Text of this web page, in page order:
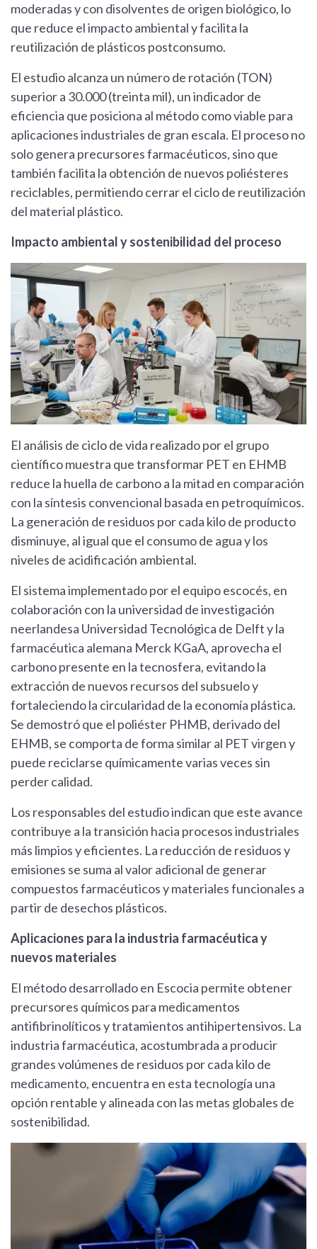
moderadas y con disolventes de origen biológico, lo
que reduce el impacto ambiental y facilita la
reutilización de plásticos postconsumo.
El estudio alcanza un número de rotación (TON)
superior a 30.000 (treinta mil), un indicador de
eficiencia que posiciona al método como viable para
aplicaciones industriales de gran escala. El proceso no
solo genera precursores farmacéuticos, sino que
también facilita la obtención de nuevos poliésteres
reciclables, permitiendo cerrar el ciclo de reutilización
del material plástico.
Impacto ambiental y sostenibilidad del proceso
El análisis de ciclo de vida realizado por el grupo
científico muestra que transformar PET en EHMB
reduce la huella de carbono a la mitad en comparación
con la síntesis convencional basada en petroquímicos.
La generación de residuos por cada kilo de producto
disminuye, al igual que el consumo de agua y los
niveles de acidificación ambiental.
El sistema implementado por el equipo escocés, en
colaboración con la universidad de investigación
neerlandesa Universidad Tecnológica de Delft y la
farmacéutica alemana Merck KGaA, aprovecha el
carbono presente en la tecnosfera, evitando la
extracción de nuevos recursos del subsuelo y
fortaleciendo la circularidad de la economía plástica.
Se demostró que el poliéster PHMB, derivado del
EHMB, se comporta de forma similar al PET virgen y
puede reciclarse químicamente varias veces sin
perder calidad.
Los responsables del estudio indican que este avance
contribuye a la transición hacia procesos industriales
más limpios y eficientes. La reducción de residuos y
emisiones se suma al valor adicional de generar
compuestos farmacéuticos y materiales funcionales a
partir de desechos plásticos.
Aplicaciones para la industria farmacéutica y
nuevos materiales
El método desarrollado en Escocia permite obtener
precursores químicos para medicamentos
antifibrinolíticos y tratamientos antihipertensivos. La
industria farmacéutica, acostumbrada a producir
grandes volúmenes de residuos por cada kilo de
medicamento, encuentra en esta tecnología una
opción rentable y alineada con las metas globales de
sostenibilidad.